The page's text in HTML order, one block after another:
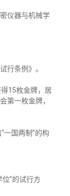
仪器与机械学
行条例》。
15枚金牌，居
第一枚金牌，
一国两制”的构
”的试行方